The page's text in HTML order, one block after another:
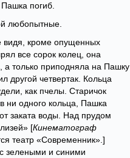
погиб.
любопытные.
видя, кроме опущенных
все сорок колец, она
а только приподняла на Пашку
другой четвертак. Кольца
как пчелы. Старичок
ни одного кольца, Пашка
заката воды. Над прудом
[Кинематограф
театр «Современник».]
зелеными и синими